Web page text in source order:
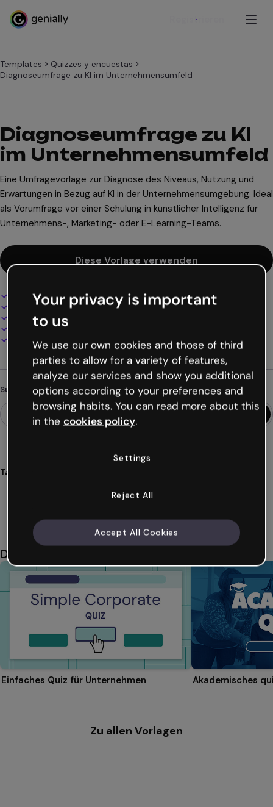
Registrieren
Templates
Quizzes y encuestas
Diagnoseumfrage zu KI im Unternehmensumfeld
Diagnoseumfrage zu KI
im Unternehmensumfeld
Eine Umfragevorlage zur Diagnose des Niveaus, Nutzung und
Erwartungen in Bezug auf KI in der Unternehmensumgebung. Ideal
als Vorumfrage vor einer Schulung in künstlicher Intelligenz für
Unternehmens-, Marketing- oder E-Learning-Teams.
Diese Vorlage verwenden
Interaktives und animiertes Design
100% anpassbar
Audio, Video und Multimedia hinzufügen
Online präsentieren, teilen oder veröffentlichen
Als PDF, MP4 und andere Formate herunterladen
Suchst du etwas anderes?
Tags
Das könnte dir auch gefallen
Einfaches Quiz für Unternehmen Akademisches
Zu allen Vorlagen
Your privacy is important
to us
We use our own cookies and those of third
parties to allow for a variety of features,
analyze our services and show you additional
options according to your preferences and
browsing habits. You can read more about this
in the cookies policy.
Settings
Reject All
Accept All Cookies